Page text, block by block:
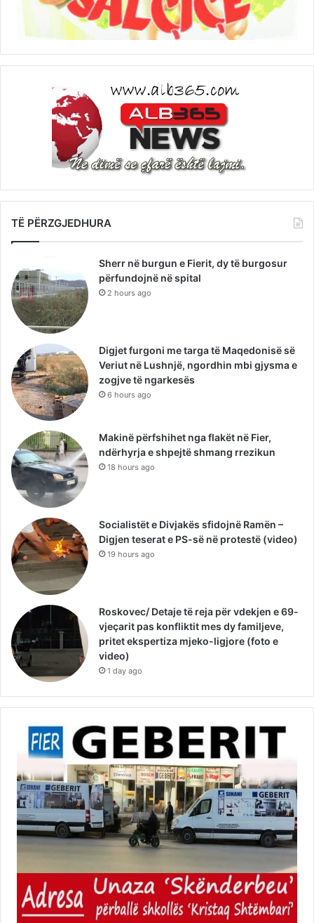
TË PËRZGJEDHURA
Sherr në burgun e Fierit, dy të burgosur
përfundojnë në spital
2 hours ago
Digjet furgoni me targa të Maqedonisë së
Veriut në Lushnjë, ngordhin mbi gjysma e
zogjve të ngarkesës
6 hours ago
Makinë përfshihet nga flakët në Fier,
ndërhyrja e shpejtë shmang rrezikun
18 hours ago
Socialistët e Divjakës sfidojnë Ramën –
Digjen teserat e PS-së në protestë (video)
19 hours ago
Roskovec/ Detaje të reja për vdekjen e 69-
vjeçarit pas konfliktit mes dy familjeve,
pritet ekspertiza mjeko-ligjore (foto e
video)
1 day ago